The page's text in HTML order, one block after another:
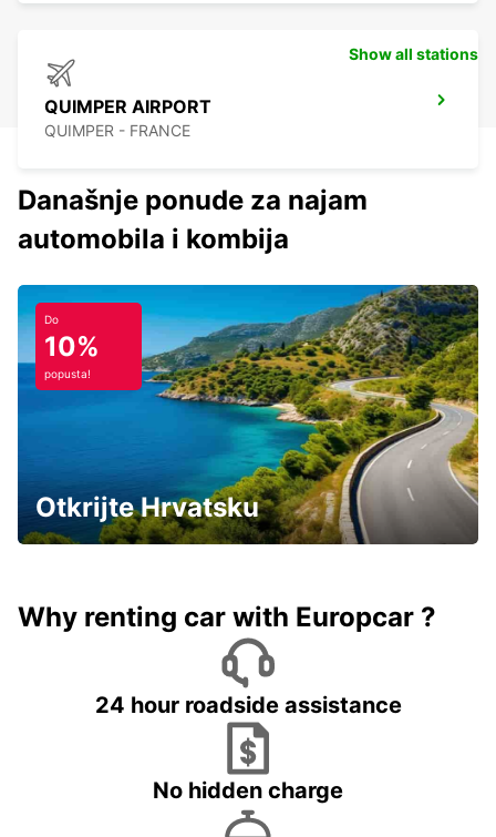
QUIMPER AIRPORT
QUIMPER - FRANCE
Show all stations
Današnje ponude za najam
automobila i kombija
Do
10%
popusta!
Otkrijte Hrvatsku
Why renting car with Europcar ?
24 hour roadside assistance
No hidden charge